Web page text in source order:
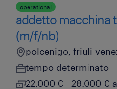
operational
addetto macchina
(m/f/nb)
polcenigo, friuli-
tempo determinato
22.000 € - 28.000 €